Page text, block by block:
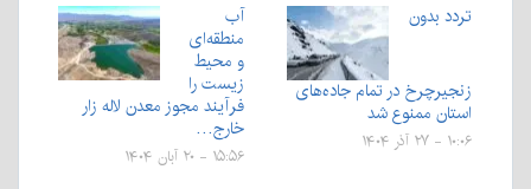
تردد بدون
زنجیرچرخ در تمام جاده‌های
استان ممنوع شد
۱۰:۰۶ - ۲۷ آذر ۱۴۰۴
آب
منطقه‌ای
و محیط
زیست را
فرآیند مجوز معدن لاله زار
خارج…
۱۵:۵۶ - ۲۰ آبان ۱۴۰۴